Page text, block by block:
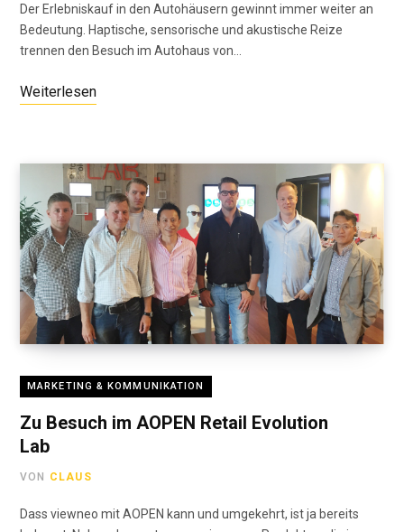
Der Erlebniskauf in den Autohäusern gewinnt immer weiter an
Bedeutung. Haptische, sensorische und akustische Reize
trennen den Besuch im Autohaus von…
Weiterlesen
MARKETING & KOMMUNIKATION
Zu Besuch im AOPEN Retail Evolution
Lab
VON CLAUS
Dass viewneo mit AOPEN kann und umgekehrt, ist ja bereits